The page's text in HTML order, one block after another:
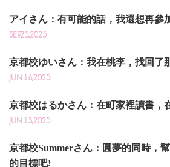
アイさん：有可能的話，我還想再參
SEP.25,2025
京都校ゆいさん：我在桃李，找回了
JUN.16,2025
京都校はるかさん：在町家裡讀書，
JUN.13,2025
京都校Summerさん：圓夢的同時，
的目標吧!